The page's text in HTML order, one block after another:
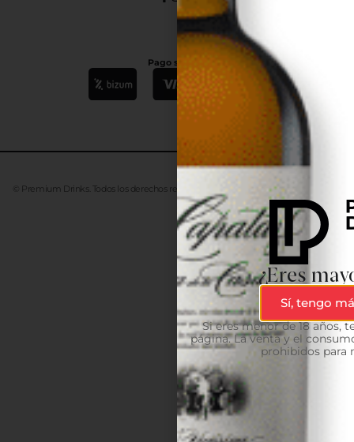
Pago seguro
© Premium Drinks. Todos los derechos reservados. Desarrollado Advanze
¿Eres
Sí, tengo
Si eres menor de 18 años,
página. La venta y el
prohibidos para